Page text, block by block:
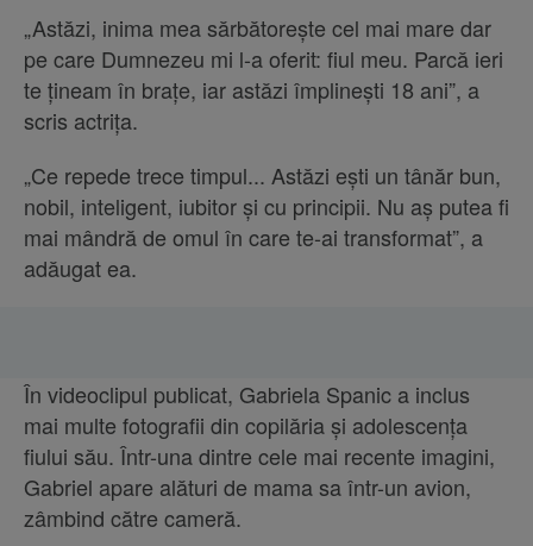
„Astăzi, inima mea sărbătorește cel mai mare dar
pe care Dumnezeu mi l-a oferit: fiul meu. Parcă ieri
te țineam în brațe, iar astăzi împlinești 18 ani”, a
scris actrița.
„Ce repede trece timpul... Astăzi ești un tânăr bun,
nobil, inteligent, iubitor și cu principii. Nu aș putea fi
mai mândră de omul în care te-ai transformat”, a
adăugat ea.
În videoclipul publicat, Gabriela Spanic a inclus
mai multe fotografii din copilăria și adolescența
fiului său. Într-una dintre cele mai recente imagini,
Gabriel apare alături de mama sa într-un avion,
zâmbind către cameră.